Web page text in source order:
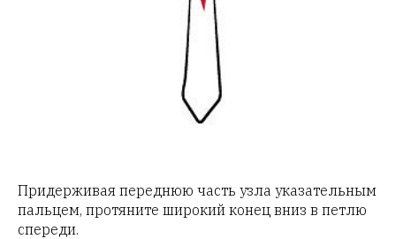
Придерживая переднюю часть узла указательным
пальцем, протяните широкий конец вниз в петлю
спереди.